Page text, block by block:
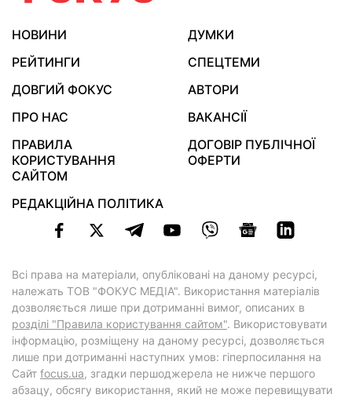
НОВИНИ
ДУМКИ
РЕЙТИНГИ
СПЕЦТЕМИ
ДОВГИЙ ФОКУС
АВТОРИ
ПРО НАС
ВАКАНСІЇ
ПРАВИЛА
КОРИСТУВАННЯ
САЙТОМ
ДОГОВІР ПУБЛІЧНОЇ
ОФЕРТИ
РЕДАКЦІЙНА ПОЛІТИКА
Всі права на матеріали, опубліковані на даному ресурсі,
належать ТОВ "ФОКУС МЕДІА". Використання матеріалів
дозволяється лише при дотриманні вимог, описаних в
розділі "Правила користування сайтом". Використовувати
інформацію, розміщену на даному ресурсі, дозволяється
лише при дотриманні наступних умов: гіперпосилання на
Cайт focus.ua, згадки першоджерела не нижче першого
абзацу, обсягу використання, який не може перевищувати